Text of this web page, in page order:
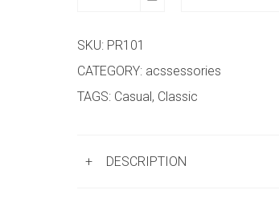
SKU: PR101
CATEGORY: acssessories
TAGS: Casual, Classic
+ DESCRIPTION